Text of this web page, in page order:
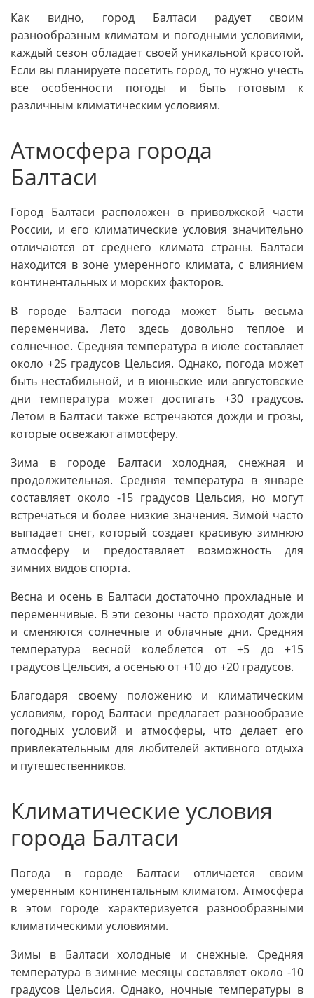
Как видно, город Балтаси радует своим
разнообразным климатом и погодными условиями,
каждый сезон обладает своей уникальной красотой.
Если вы планируете посетить город, то нужно учесть
все особенности погоды и быть готовым к
различным климатическим условиям.
Атмосфера города
Балтаси
Город Балтаси расположен в приволжской части
России, и его климатические условия значительно
отличаются от среднего климата страны. Балтаси
находится в зоне умеренного климата, с влиянием
континентальных и морских факторов.
В городе Балтаси погода может быть весьма
переменчива. Лето здесь довольно теплое и
солнечное. Средняя температура в июле составляет
около +25 градусов Цельсия. Однако, погода может
быть нестабильной, и в июньские или августовские
дни температура может достигать +30 градусов.
Летом в Балтаси также встречаются дожди и грозы,
которые освежают атмосферу.
Зима в городе Балтаси холодная, снежная и
продолжительная. Средняя температура в январе
составляет около -15 градусов Цельсия, но могут
встречаться и более низкие значения. Зимой часто
выпадает снег, который создает красивую зимнюю
атмосферу и предоставляет возможность для
зимних видов спорта.
Весна и осень в Балтаси достаточно прохладные и
переменчивые. В эти сезоны часто проходят дожди
и сменяются солнечные и облачные дни. Средняя
температура весной колеблется от +5 до +15
градусов Цельсия, а осенью от +10 до +20 градусов.
Благодаря своему положению и климатическим
условиям, город Балтаси предлагает разнообразие
погодных условий и атмосферы, что делает его
привлекательным для любителей активного отдыха
и путешественников.
Климатические условия
города Балтаси
Погода в городе Балтаси отличается своим
умеренным континентальным климатом. Атмосфера
в этом городе характеризуется разнообразными
климатическими условиями.
Зимы в Балтаси холодные и снежные. Средняя
температура в зимние месяцы составляет около -10
градусов Цельсия. Однако, ночные температуры в